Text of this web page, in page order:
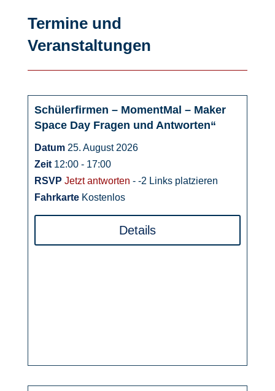
Termine und
Veranstaltungen
25
Schülerfirmen – MomentMal – Maker
Space Day Fragen und Antworten“
Datum 25. August 2026
Zeit 12:00 - 17:00
RSVP Jetzt antworten - -2 Links platzieren
Fahrkarte Kostenlos
Details